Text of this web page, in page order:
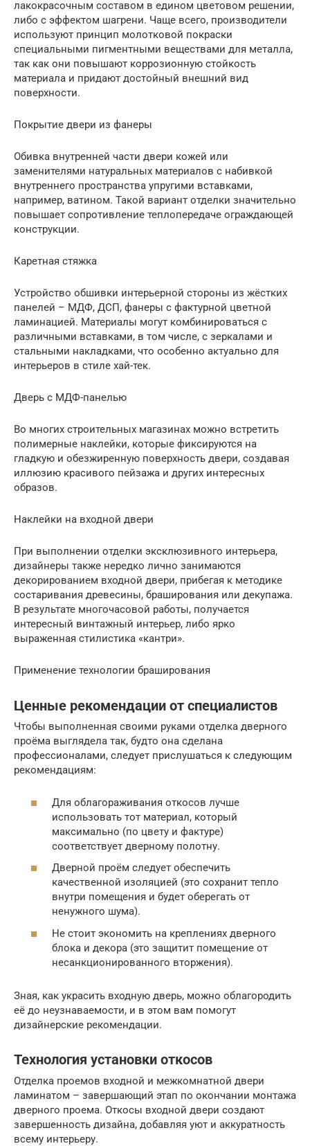
лакокрасочным составом в едином цветовом решении,
либо с эффектом шагрени. Чаще всего, производители
используют принцип молотковой покраски
специальными пигментными веществами для металла,
так как они повышают коррозионную стойкость
материала и придают достойный внешний вид
поверхности.
Покрытие двери из фанеры
Обивка внутренней части двери кожей или
заменителями натуральных материалов с набивкой
внутреннего пространства упругими вставками,
например, ватином. Такой вариант отделки значительно
повышает сопротивление теплопередаче ограждающей
конструкции.
Каретная стяжка
Устройство обшивки интерьерной стороны из жёстких
панелей – МДФ, ДСП, фанеры с фактурной цветной
ламинацией. Материалы могут комбинироваться с
различными вставками, в том числе, с зеркалами и
стальными накладками, что особенно актуально для
интерьеров в стиле хай-тек.
Дверь с МДФ-панелью
Во многих строительных магазинах можно встретить
полимерные наклейки, которые фиксируются на
гладкую и обезжиренную поверхность двери, создавая
иллюзию красивого пейзажа и других интересных
образов.
Наклейки на входной двери
При выполнении отделки эксклюзивного интерьера,
дизайнеры также нередко лично занимаются
декорированием входной двери, прибегая к методике
состаривания древесины, браширования или декупажа.
В результате многочасовой работы, получается
интересный винтажный интерьер, либо ярко
выраженная стилистика «кантри».
Применение технологии браширования
Ценные рекомендации от специалистов
Чтобы выполненная своими руками отделка дверного
проёма выглядела так, будто она сделана
профессионалами, следует прислушаться к следующим
рекомендациям:
Для облагораживания откосов лучше
использовать тот материал, который
максимально (по цвету и фактуре)
соответствует дверному полотну.
Дверной проём следует обеспечить
качественной изоляцией (это сохранит тепло
внутри помещения и будет оберегать от
ненужного шума).
Не стоит экономить на креплениях дверного
блока и декора (это защитит помещение от
несанкционированного вторжения).
Зная, как украсить входную дверь, можно облагородить
её до неузнаваемости, и в этом вам помогут
дизайнерские рекомендации.
Технология установки откосов
Отделка проемов входной и межкомнатной двери
ламинатом – завершающий этап по окончании монтажа
дверного проема. Откосы входной двери создают
завершенность дизайна, добавляя уют и аккуратность
всему интерьеру.